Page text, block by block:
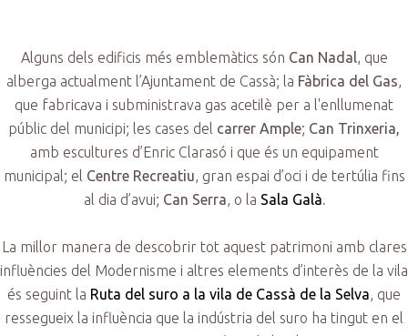
Alguns dels edificis més emblemàtics són Can Nadal, que
alberga actualment l’Ajuntament de Cassà; la Fàbrica del Gas,
que fabricava i subministrava gas acetilè per a l'enllumenat
públic del municipi; les cases del carrer Ample; Can Trinxeria,
amb escultures d’Enric Clarasó i que és un equipament
municipal; el Centre Recreatiu, gran espai d’oci i de tertúlia fins
al dia d’avui; Can Serra, o la Sala Galà.
La millor manera de descobrir tot aquest patrimoni amb clares
influències del Modernisme i altres elements d’interès de la vila
és seguint la Ruta del suro a la vila de Cassà de la Selva, que
ressegueix la influència que la indústria del suro ha tingut en el